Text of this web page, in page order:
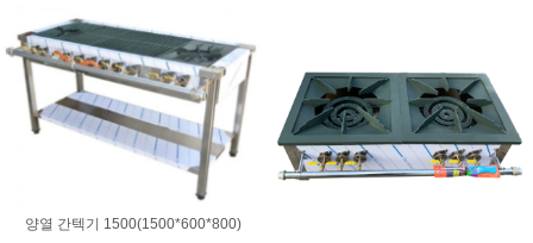
양열 간텍기 1500(1500*600*800)